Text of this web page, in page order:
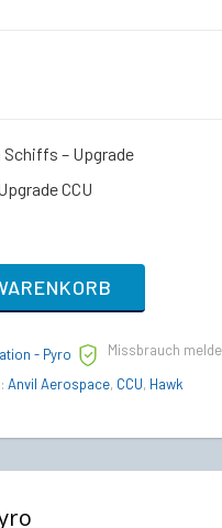
– Upgrade
CCU
- Pyro
Missbrauch
Anvil Aerospace, CCU, Hawk